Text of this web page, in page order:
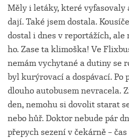
Měly i letáky, které vyfasovaly
dají. Také jsem dostala.
dostal i dnes v reportážích,
ho. Zase ta klimoška! Ve
nemám vychytané a dutiny se
byl kurýrovací a dospávací. Po
dlouho autobusem nevracela.
den, nemohu si dovolit starat
nebo hůř. Doktor nebude pár
přepych sezení v čekárně –